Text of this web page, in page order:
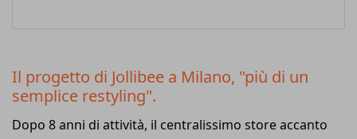
Il progetto di Jollibee a Milano, "più di un
semplice restyling".
Dopo 8 anni di attività, il centralissimo store accanto